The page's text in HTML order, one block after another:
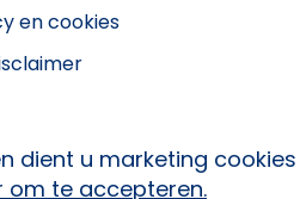
en cookies
dient u marketing cookies
om te accepteren.